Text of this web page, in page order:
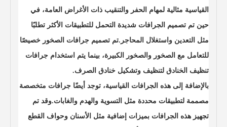
القياسية مثالية لمهام الحفر والتنقيب ذات الأغراض العامة، في
حين تم تصميم الجرافات شديدة التحمل للتطبيقات الأكثر تطلبًا
مثل التعدين واستغلال المحاجر.تم تصميم جرافات الصخور خصيصًا
للتعامل مع الصخور والصخور الكبيرة، بينما يتم استخدام جرافات
تنظيف الخنادق لتنظيف وتشكيل خنادق الصرف.
بالإضافة إلى هذه الجرافات القياسية، توجد أيضًا جرافات متخصصة
مصممة لتطبيقات محددة مثل التسوية والهدم والغابات.وقد تم
تجهيز هذه الجرافات بميزات إضافية مثل الأسنان وحواف القطع